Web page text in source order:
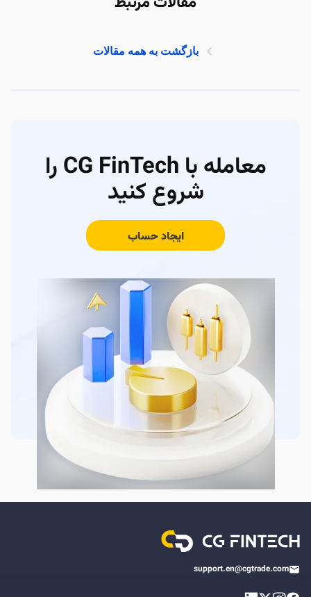
بازگشت به همه مقالات
معامله با CG FinTech را
شروع کنید
ایجاد حساب
support.en@cgtrade.com